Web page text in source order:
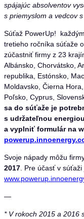
spájajúc absolventov
s priemyslom a vedcov s
Súťaž PowerUp!
tretieho ročníka súťaže
zúčastniť firmy z 23
Albánsko, Chorvátsko,
republika, Estónsko,
Moldavsko, Čierna
Poľsko, Cyprus,
sa do súťaže je
s udržateľnou
a vyplniť formulár na
Svoje nápady môžu
2017 . Pre účasť v
—
* V rokoch 2015 a 2016